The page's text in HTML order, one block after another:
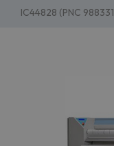
IC44828 (PNC